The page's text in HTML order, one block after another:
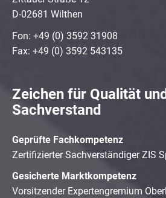
D-02681 Wilthen
Fon: +49 (0) 3592 31908
Fax: +49 (0) 3592 543135
Zeichen für Qualität und
Sachverstand
Geprüfte Fachkompetenz
Zertifizierter Sachverständiger ZIS
Gesicherte Marktkompetenz
Vorsitzender Expertengremium